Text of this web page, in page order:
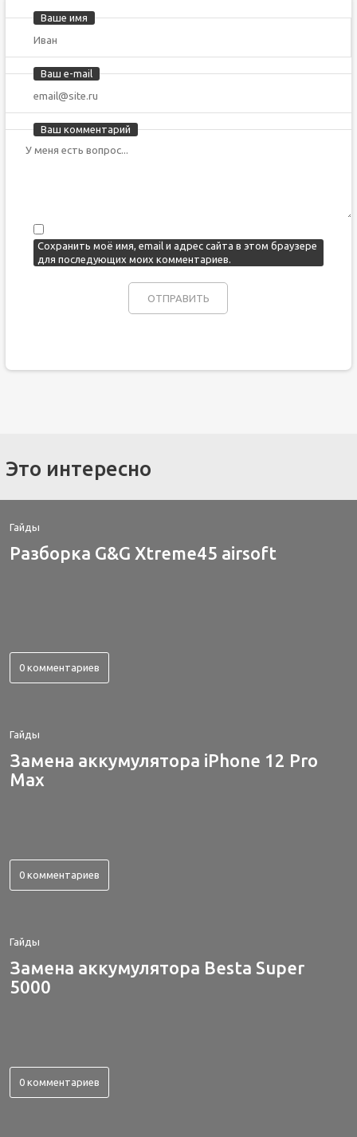
Ваше имя
Ваш e-mail
Ваш комментарий
Сохранить моё имя, email и адрес сайта в этом браузере
для последующих моих комментариев.
Это интересно
Гайды
Разборка G&G Xtreme45 airsoft
0 комментариев
Гайды
Замена аккумулятора iPhone 12 Pro
Max
0 комментариев
Гайды
Замена аккумулятора Besta Super
5000
0 комментариев